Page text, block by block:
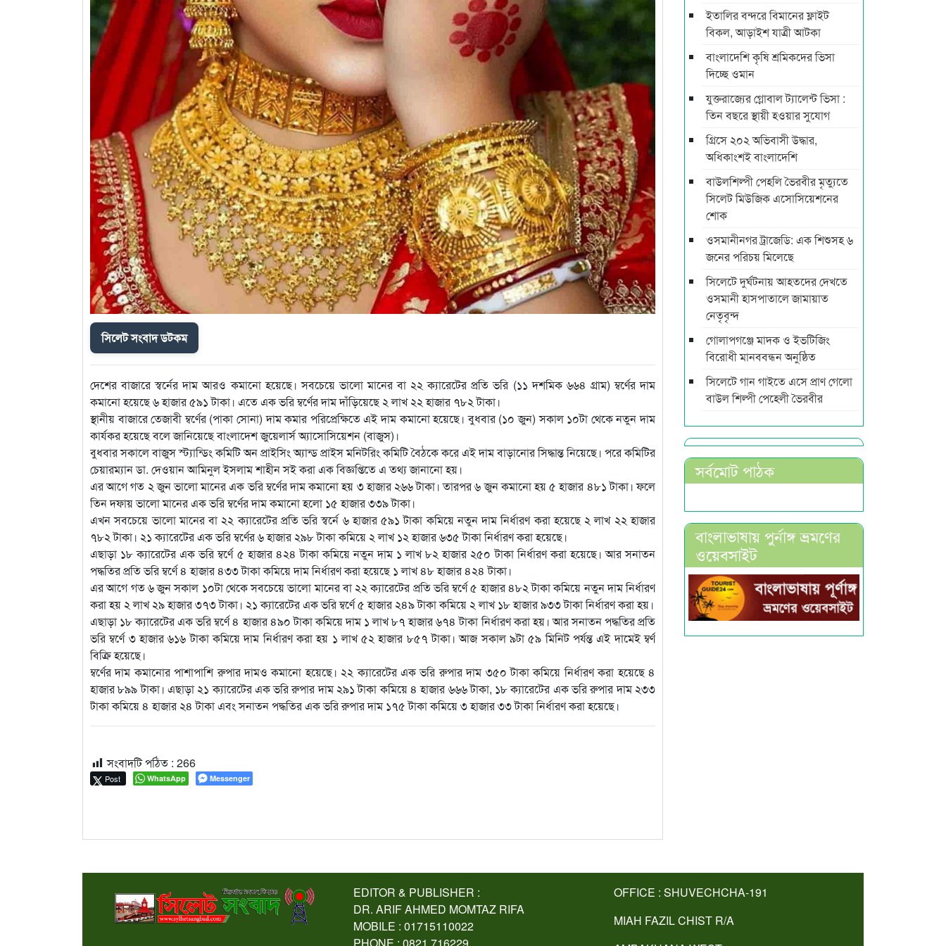
সিলেট সংবাদ ডটকম
দেশের বাজারে স্বর্নের দাম আরও কমানো হয়েছে। সবচেয়ে ভালো মানের বা ২২ ক্যারেটের প্রতি ভরি (১১ দশমিক ৬৬৪ গ্রাম) ম্বর্ণের দাম
কমানো হয়েছে ৬ হাজার ৫৯১ টাকা। এতে এক ভরি ম্বর্ণের দাম দাঁড়িয়েছে ২ লাখ ২২ হাজার ৭৮২ টাকা।
স্থানীয় বাজারে তেজাবী ম্বর্ণের (পাকা সোনা) দাম কমার পরিপ্রেক্ষিতে এই দাম কমানো হয়েছে। বুধবার (১০ জুন) সকাল ১০টা থেকে নতুন দাম
কার্যকর হয়েছে বলে জানিয়েছে বাংলাদেশ জুয়েলার্স অ্যাসোসিয়েশন (বাজুস)।
বুধবার সকালে বাজুস স্ট্যান্ডিং কমিটি অন প্রাইসিং অ্যান্ড প্রাইস মনিটরিং কমিটি বৈঠকে করে এই দাম বাড়ানোর সিদ্ধান্ত নিয়েছে। পরে কমিটির
চেয়ারম্যান ডা. দেওয়ান আমিনুল ইসলাম শাহীন সই করা এক বিজ্ঞপ্তিতে এ তথ্য জানানো হয়।
এর আগে গত ২ জুন ভালো মানের এক ভরি ম্বর্ণের দাম কমানো হয় ৩ হাজার ২৬৬ টাকা। তারপর ৬ জুন কমানো হয় ৫ হাজার ৪৮১ টাকা। ফলে
তিন দফায় ভালো মানের এক ভরি ম্বর্ণের দাম কমানো হলো ১৫ হাজার ৩৩৯ টাকা।
এখন সবচেয়ে ভালো মানের বা ২২ ক্যারেটের প্রতি ভরি স্বর্নে ৬ হাজার ৫৯১ টাকা কমিয়ে নতুন দাম নির্ধারণ করা হয়েছে ২ লাখ ২২ হাজার
৭৮২ টাকা। ২১ ক্যারেটের এক ভরি ম্বর্ণের ৬ হাজার ২৯৮ টাকা কমিয়ে ২ লাখ ১২ হাজার ৬৩৫ টাকা নির্ধারণ করা হয়েছে।
এছাড়া ১৮ ক্যারেটের এক ভরি ম্বর্ণে ৫ হাজার ৪২৪ টাকা কমিয়ে নতুন দাম ১ লাখ ৮২ হাজার ২৫০ টাকা নির্ধারণ করা হয়েছে। আর সনাতন
পদ্ধতির প্রতি ভরি ম্বর্ণে ৪ হাজার ৪৩৩ টাকা কমিয়ে দাম নির্ধারণ করা হয়েছে ১ লাখ ৪৮ হাজার ৪২৪ টাকা।
এর আগে গত ৬ জুন সকাল ১০টা থেকে সবচেয়ে ভালো মানের বা ২২ ক্যারেটের প্রতি ভরি ম্বর্ণে ৫ হাজার ৪৮২ টাকা কমিয়ে নতুন দাম নির্ধারণ
করা হয় ২ লাখ ২৯ হাজার ৩৭৩ টাকা। ২১ ক্যারেটের এক ভরি ম্বর্ণে ৫ হাজার ২৪৯ টাকা কমিয়ে ২ লাখ ১৮ হাজার ৯৩৩ টাকা নির্ধারণ করা হয়।
এছাড়া ১৮ ক্যারেটের এক ভরি ম্বর্ণে ৪ হাজার ৪৯০ টাকা কমিয়ে দাম ১ লাখ ৮৭ হাজার ৬৭৪ টাকা নির্ধারণ করা হয়। আর সনাতন পদ্ধতির প্রতি
ভরি ম্বর্ণে ৩ হাজার ৬১৬ টাকা কমিয়ে দাম নির্ধারণ করা হয় ১ লাখ ৫২ হাজার ৮৫৭ টাকা। আজ সকাল ৯টা ৫৯ মিনিট পর্যন্ত এই দামেই ম্বর্ণ
বিক্রি হয়েছে।
ম্বর্ণের দাম কমানোর পাশাপাশি রুপার দামও কমানো হয়েছে। ২২ ক্যারেটের এক ভরি রুপার দাম ৩৫০ টাকা কমিয়ে নির্ধারণ করা হয়েছে ৪
হাজার ৮৯৯ টাকা। এছাড়া ২১ ক্যারেটের এক ভরি রুপার দাম ২৯১ টাকা কমিয়ে ৪ হাজার ৬৬৬ টাকা, ১৮ ক্যারেটের এক ভরি রুপার দাম ২৩৩
টাকা কমিয়ে ৪ হাজার ২৪ টাকা এবং সনাতন পদ্ধতির এক ভরি রুপার দাম ১৭৫ টাকা কমিয়ে ৩ হাজার ৩৩ টাকা নির্ধারণ করা হয়েছে।
সংবাদটি পঠিত : 266
Post WhatsApp Messenger
ইতালির বন্দরে বিমানের ফ্লাইট
বিকল, আড়াইশ যাত্রী আটকা
বাংলাদেশি কৃষি শ্রমিকদের ভিসা
দিচ্ছে ওমান
যুক্তরাজ্যের গ্লোবাল ট্যালেন্ট ভিসা :
তিন বছরে স্থায়ী হওয়ার সুযোগ
গ্রিসে ২০২ অভিবাসী উদ্ধার,
অধিকাংশই বাংলাদেশি
বাউলশিল্পী পেহলি ভৈরবীর মৃত্যুতে
সিলেট মিউজিক এসোসিয়েশনের
শোক
ওসমানীনগর ট্রাজেডি: এক শিশুসহ ৬
জনের পরিচয় মিলেছে
সিলেটে দুর্ঘটনায় আহতদের দেখতে
ওসমানী হাসপাতালে জামায়াত
নেতৃবৃন্দ
গোলাপগঞ্জে মাদক ও ইভটিজিং
বিরোধী মানববন্ধন অনুষ্ঠিত
সিলেটে গান গাইতে এসে প্রাণ গেলো
বাউল শিল্পী পেহেলী ভৈরবীর
সর্বমোট পাঠক
বাংলাভাষায় পুর্নাঙ্গ ভ্রমণের
ওয়েবসাইট
EDITOR & PUBLISHER :
DR. ARIF AHMED MOMTAZ RIFA
MOBILE : 01715110022
OFFICE : SHUVECHCHA-191
MIAH FAZIL CHIST R/A